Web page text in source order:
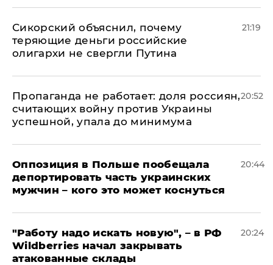
Сикорский объяснил, почему
теряющие деньги российские
олигархи не свергли Путина
21:19
​Пропаганда не работает: доля россиян,
считающих войну против Украины
успешной, упала до минимума
20:52
Оппозиция в Польше пообещала
депортировать часть украинских
мужчин – кого это может коснуться
20:44
"Работу надо искать новую", – в РФ
Wildberries начал закрывать
атакованные склады
20:24